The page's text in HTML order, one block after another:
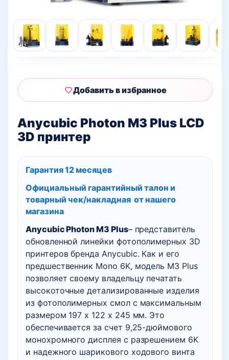
Anycubic Photon M3 Plus LCD
3D принтер
Гарантия 12 месяцев
Официальный гарантийный талон и
товарный чек/накладная от нашего
магазина
Anycubic Photon M3 Plus– представитель
обновленной линейки фотополимерных 3D
принтеров бренда Anycubic. Как и его
предшественник Mono 6K, модель M3 Plus
позволяет своему владельцу печатать
высокоточные детализированные изделия
из фотополимерных смол с максимальным
размером 197 x 122 x 245 мм. Это
обеспечивается за счет 9,25-дюймового
монохромного дисплея с разрешением 6K
и надежного шарикового ходового винта
Добавить в избранное